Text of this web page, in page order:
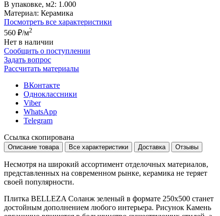
В упаковке, м2: 1.000
Материал: Керамика
Посмотреть все характеристики
560 ₽/м2
Нет в наличии
Сообщить о поступлении
Задать вопрос
Рассчитать материалы
ВКонтакте
Одноклассники
Viber
WhatsApp
Telegram
Ссылка скопирована
Описание товара Все характеристики Доставка Отзывы
Несмотря на широкий ассортимент отделочных материалов,
представленных на современном рынке, керамика не теряет
своей популярности.
Плитка BELLEZA Соланж зеленый в формате 250x500 станет
достойным дополнением любого интерьера. Рисунок Камень